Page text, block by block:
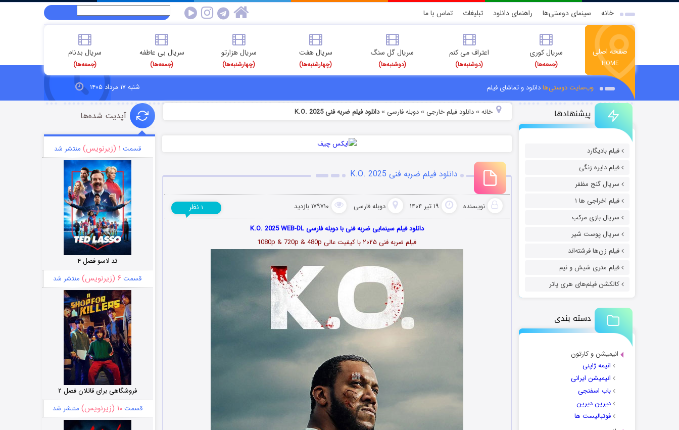
خانه سینمای دوستی‌ها راهنمای دانلود تبلیغات تماس با ما
صفحه اصلی
HOME
سریال کوری
(جمعه‌ها)
اعتراف می کنم
(دوشنبه‌ها)
سریال گل سنگ
(دوشنبه‌ها)
سریال هفت
(چهارشنبه‌ها)
سریال هزارتو
(چهارشنبه‌ها)
سریال بی عاطفه
(جمعه‌ها)
سریال بدنام
(جمعه‌ها)
وب‌سایت دوستی‌هادانلود و تماشای فیلم شنبه ۱۷ مرداد ۱۴۰۵
پیشنهادها
فیلم بادیگارد
فیلم دایره زنگی
سریال گنج مظفر
فیلم اخراجی ها ۱
سریال بازی مرکب
سریال پوست شیر
فیلم زن‌ها فرشته‌اند
فیلم متری شیش و نیم
کالکشن فیلم‌های هری پاتر
دسته بندی
انیمیشن و کارتون
انیمه ژاپنی
انیمیشن ایرانی
باب اسفنجی
دیرین دیرین
فوتبالیست ها
خانه» دانلود فیلم خارجی » دوبله فارسی »دانلود فیلم ضربه فنی K.O. 2025
دانلود فیلم ضربه فنی K.O. 2025
نویسنده ۱۹ تیر ۱۴۰۴ دوبله فارسی ۱۷۹۷۱۰ بازدید ۱ نظر
دانلود فیلم سینمایی ضربه فنی با دوبله فارسی K.O. 2025 WEB-DL
فیلم ضربه فنی ۲۰۲۵ با کیفیت عالی 1080p & 720p & 480p
آپدیت شده‌ها
قسمت ۱ (زیرنویس) منتشر شد
تد لاسو فصل ۴
قسمت ۶ (زیرنویس) منتشر شد
فروشگاهی برای قاتلان فصل ۲
قسمت۱۰ (زیرنویس) منتشر شد